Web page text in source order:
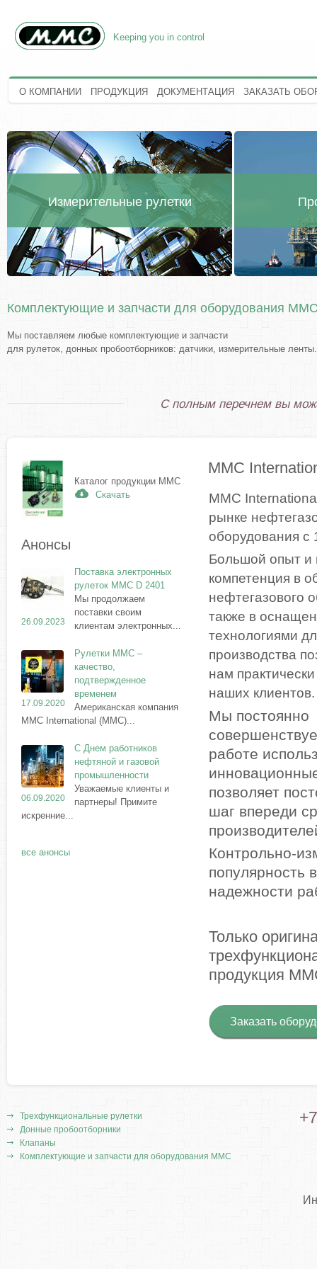
Keeping you in control
О КОМПАНИИ ПРОДУКЦИЯ ДОКУМЕНТАЦИЯ ЗАКАЗАТЬ
Измерительные рулетки
Комплектующие и запчасти для оборудования
Мы поставляем любые комплектующие и запчасти
для рулеток, донных пробоотборников: датчики, измерительные ленты.
С полным перечнем вы
Каталог продукции MMC
Скачать
Анонсы
26.09.2023
Поставка электронных
рулеток MMC D 2401
Мы продолжаем
поставки своим
клиентам электронных...
17.09.2020
Рулетки MMC –
качество,
подтвержденное
временем
Американская компания
MMC International (MMC)...
06.09.2020
С Днем работников
нефтяной и газовой
промышленности
Уважаемые клиенты и
партнеры! Примите
искренние...
все анонсы
MMC
MMC
рынке
оборудования с
Большой опыт и
компетенция в
нефтегазового
также в
технологиями
производства
нам
наших
Мы постоянно
работе
позволяет
шаг впереди
Контрольно-
популярность
надежности
Только
продукция
Заказать
Трехфункциональные рулетки
Донные пробоотборники
Клапаны
Комплектующие и запчасти для оборудования ММС